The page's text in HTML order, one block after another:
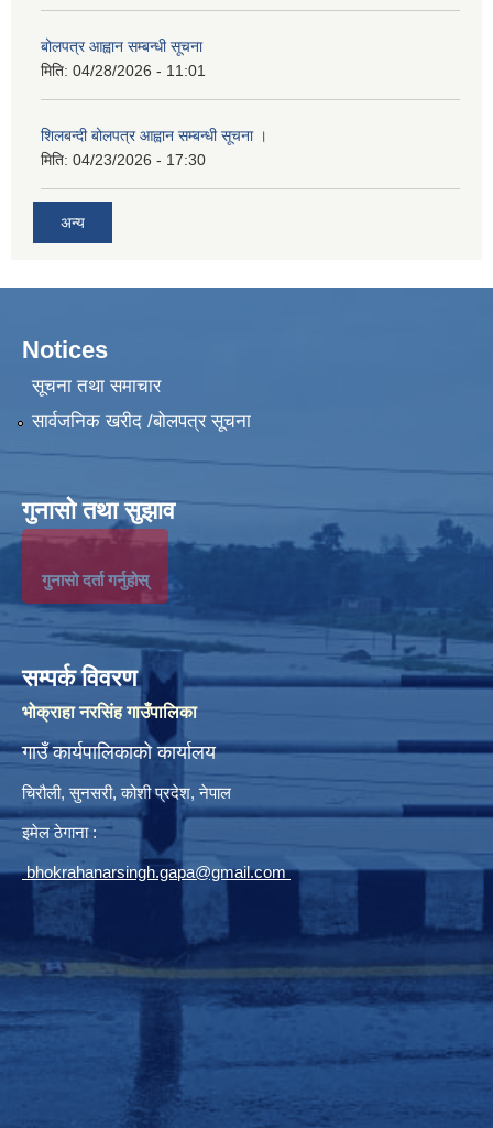
बोलपत्र आह्वान सम्बन्धी सूचना
मिति: 04/28/2026 - 11:01
शिलबन्दी बोलपत्र आह्वान सम्बन्धी सूचना ।
मिति: 04/23/2026 - 17:30
अन्य
Notices
सूचना तथा समाचार
सार्वजनिक खरीद /बोलपत्र सूचना
गुनासो तथा सुझाव
गुनासो दर्ता गर्नुहोस्
सम्पर्क विवरण
भोक्राहा नरसिंह गाउँपालिका
गाउँ कार्यपालिकाको कार्यालय
चिरौली, सुनसरी, कोशी प्रदेश, नेपाल
इमेल ठेगाना :
bhokrahanarsingh.gapa@gmail.com